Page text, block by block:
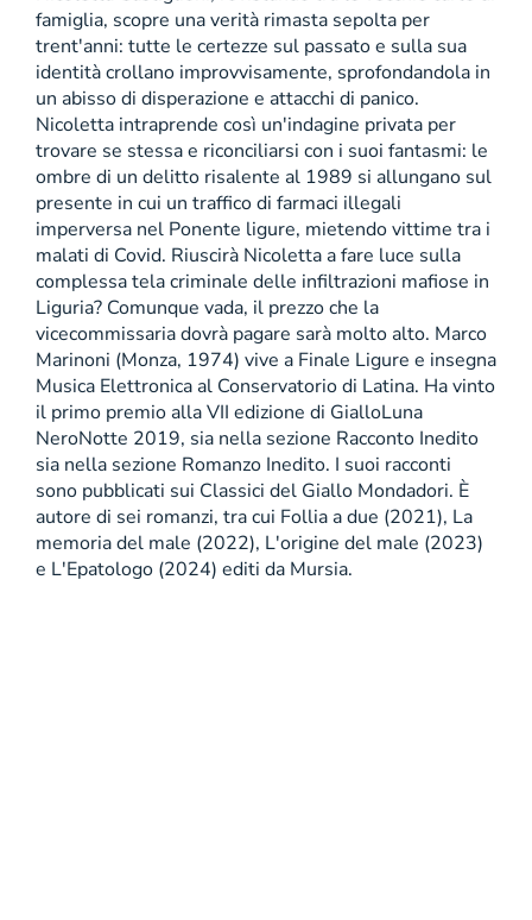
famiglia, scopre una verità rimasta sepolta per
trent'anni: tutte le certezze sul passato e sulla sua
identità crollano improvvisamente, sprofondandola in
un abisso di disperazione e attacchi di panico.
Nicoletta intraprende così un'indagine privata per
trovare se stessa e riconciliarsi con i suoi fantasmi: le
ombre di un delitto risalente al 1989 si allungano sul
presente in cui un traffico di farmaci illegali
imperversa nel Ponente ligure, mietendo vittime tra i
malati di Covid. Riuscirà Nicoletta a fare luce sulla
complessa tela criminale delle infiltrazioni mafiose in
Liguria? Comunque vada, il prezzo che la
vicecommissaria dovrà pagare sarà molto alto. Marco
Marinoni (Monza, 1974) vive a Finale Ligure e insegna
Musica Elettronica al Conservatorio di Latina. Ha vinto
il primo premio alla VII edizione di GialloLuna
NeroNotte 2019, sia nella sezione Racconto Inedito
sia nella sezione Romanzo Inedito. I suoi racconti
sono pubblicati sui Classici del Giallo Mondadori. È
autore di sei romanzi, tra cui Follia a due (2021), La
memoria del male (2022), L'origine del male (2023)
e L'Epatologo (2024) editi da Mursia.